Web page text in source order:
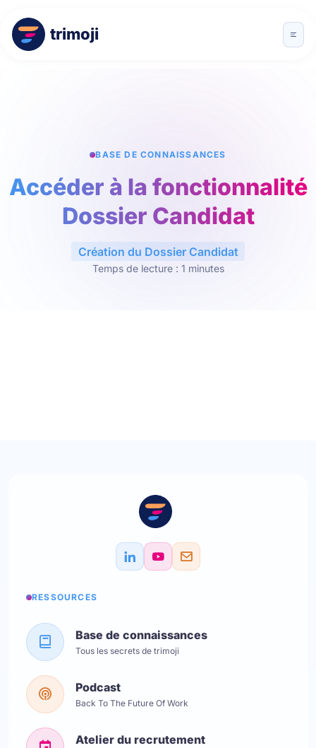
trimoji
BASE DE CONNAISSANCES
Accéder à la fonctionnalité
Dossier Candidat
Création du Dossier Candidat
Temps de lecture : 1 minutes
RESSOURCES
Base de connaissances
Tous les secrets de trimoji
Podcast
Back To The Future Of Work
Atelier du recrutement